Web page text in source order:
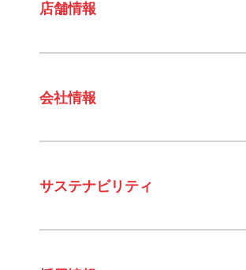
店舗情報
会社情報
サステナビリティ